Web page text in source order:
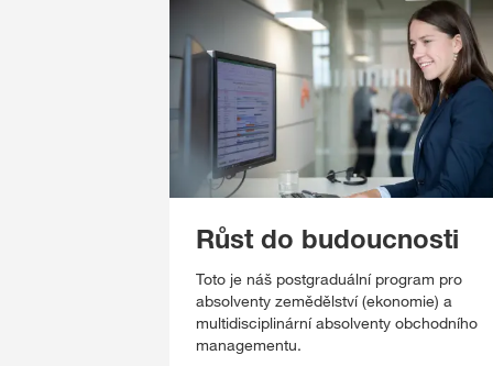
Růst do budoucnosti
Toto je náš postgraduální program pro
absolventy zemědělství (ekonomie) a
multidisciplinární absolventy obchodního
managementu.